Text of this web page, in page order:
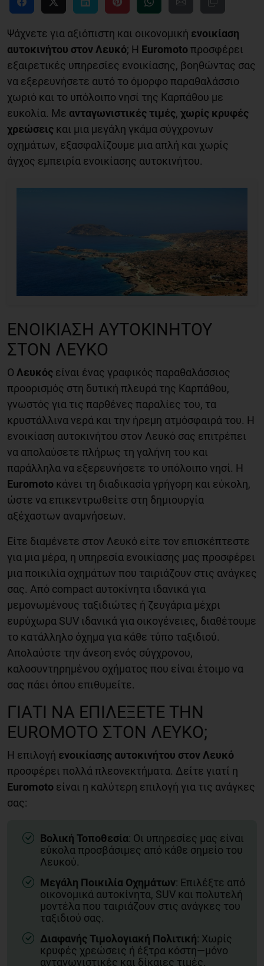
Ψάχνετε για αξιόπιστη και οικονομική ενοικίαση
αυτοκινήτου στον Λευκό; Η Euromotoπροσφέρει
εξαιρετικές υπηρεσίες ενοικίασης, βοηθώντας σας
να εξερευνήσετε αυτό το όμορφο παραθαλάσσιο
χωριό και το υπόλοιπο νησί της Καρπάθου με
ευκολία. Με ανταγωνιστικές τιμές, χωρίς κρυφές
χρεώσεις και μια μεγάλη γκάμα σύγχρονων
οχημάτων, εξασφαλίζουμε μια απλή και χωρίς
άγχος εμπειρία ενοικίασης αυτοκινήτου.
ΕΝΟΙΚΊΑΣΗ ΑΥΤΟΚΙΝΉΤΟΥ
ΣΤΟΝ ΛΕΥΚΌ
Ο Λευκός είναι ένας γραφικός παραθαλάσσιος
προορισμός στη δυτική πλευρά της Καρπάθου,
γνωστός για τις παρθένες παραλίες του, τα
κρυστάλλινα νερά και την ήρεμη ατμόσφαιρά του. Η
ενοικίαση αυτοκινήτου στον Λευκό σας επιτρέπει
να απολαύσετε πλήρως τη γαλήνη του και
παράλληλα να εξερευνήσετε το υπόλοιπο νησί. Η
Euromoto κάνει τη διαδικασία γρήγορη και εύκολη,
ώστε να επικεντρωθείτε στη δημιουργία
αξέχαστων αναμνήσεων.
Είτε διαμένετε στον Λευκό είτε τον επισκέπτεστε
για μια μέρα, η υπηρεσία ενοικίασης μας προσφέρει
μια ποικιλία οχημάτων που ταιριάζουν στις ανάγκες
σας. Από compact αυτοκίνητα ιδανικά για
μεμονωμένους ταξιδιώτες ή ζευγάρια μέχρι
ευρύχωρα SUV ιδανικά για οικογένειες, διαθέτουμε
το κατάλληλο όχημα για κάθε τύπο ταξιδιού.
Απολαύστε την άνεση ενός σύγχρονου,
καλοσυντηρημένου οχήματος που είναι έτοιμο να
σας πάει όπου επιθυμείτε.
ΓΙΑΤΊ ΝΑ ΕΠΙΛΈΞΕΤΕ ΤΗΝ
EUROMOTO ΣΤΟΝ ΛΕΥΚΌ;
Η επιλογή ενοικίασης αυτοκινήτου στον Λευκό
προσφέρει πολλά πλεονεκτήματα. Δείτε γιατί η
Euromoto είναι η καλύτερη επιλογή για τις ανάγκες
σας:
Βολική Τοποθεσία: Οι υπηρεσίες μας είναι
εύκολα προσβάσιμες από κάθε σημείο του
Λευκού.
Μεγάλη Ποικιλία Οχημάτων: Επιλέξτε από
οικονομικά αυτοκίνητα, SUV και πολυτελή
μοντέλα που ταιριάζουν στις ανάγκες του
ταξιδιού σας.
Διαφανής Τιμολογιακή Πολιτική: Χωρίς
κρυφές χρεώσεις ή έξτρα κόστη—μόνο
ανταγωνιστικές και δίκαιες τιμές.